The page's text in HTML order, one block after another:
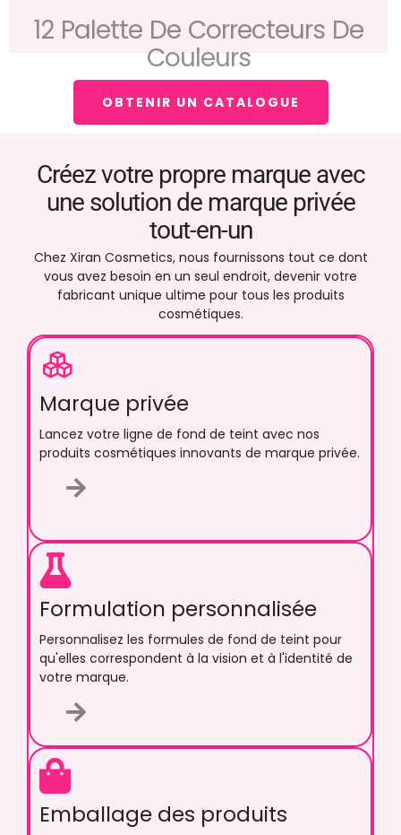
Couleurs
OBTENIR UN CATALOGUE
Créez votre propre marque avec
une solution de marque privée
tout-en-un
Chez Xiran Cosmetics, nous fournissons tout ce dont
vous avez besoin en un seul endroit, devenir votre
fabricant unique ultime pour tous les produits
cosmétiques.
Marque privée
Lancez votre ligne de fond de teint avec nos
produits cosmétiques innovants de marque privée.
Formulation personnalisée​
Personnalisez les formules de fond de teint pour
qu'elles correspondent à la vision et à l'identité de
votre marque.
Emballage des produits